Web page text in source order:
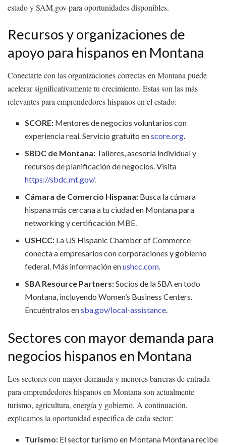
estado y SAM.gov para oportunidades disponibles.
Recursos y organizaciones de
apoyo para hispanos en Montana
Conectarte con las organizaciones correctas en Montana puede
acelerar significativamente tu crecimiento. Estas son las más
relevantes para emprendedores hispanos en el estado:
SCORE: Mentores de negocios voluntarios con
experiencia real. Servicio gratuito enscore.org.
SBDC de Montana: Talleres, asesoría individual y
recursos de planificación de negocios. Visita
https://sbdc.mt.gov/.
Cámara de Comercio Hispana: Busca la cámara
hispana más cercana a tu ciudad en Montana para
networking y certificación MBE.
USHCC: La US Hispanic Chamber of Commerce
conecta a empresarios con corporaciones y gobierno
federal. Más información enushcc.com.
SBA Resource Partners:Socios de la SBA en todo
Montana, incluyendo Women’s Business Centers.
Encuéntralos ensba.gov/local-assistance.
Sectores con mayor demanda para
negocios hispanos en Montana
Los sectores con mayor demanda y menores barreras de entrada
para emprendedores hispanos en Montana son actualmente
turismo, agricultura, energía y gobierno. A continuación,
explicamos la oportunidad específica de cada sector:
Turismo: El sector turismo en Montana Montana recibe